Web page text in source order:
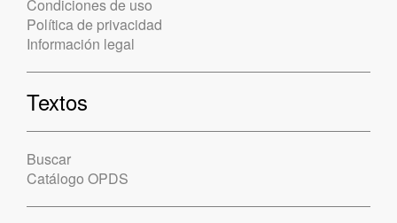
Condiciones de uso
Política de privacidad
Información legal
Textos
Buscar
Catálogo OPDS